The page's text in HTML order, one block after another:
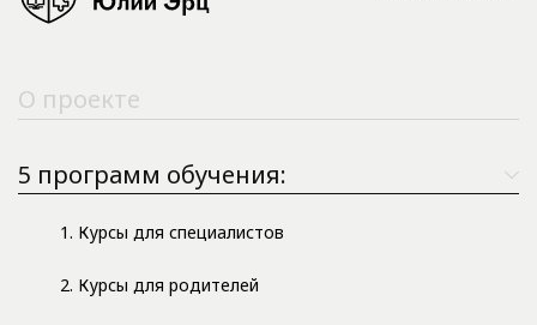
О проекте
5 программ обучения:
1. Курсы для специалистов
2. Курсы для родителей